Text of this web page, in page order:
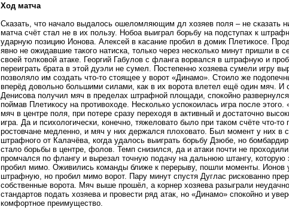
Ход матча
Сказать, что начало выдалось ошеломляющим дл хозяев поля – не сказать
матча счёт стал не в их пользу. Нобоа выиграл борьбу на подступах к
ударную позицию Ионова. Алексей в касание пробил в домик Плетикосе.
явно не ожидавшие такого натиска, только через несколько минут пришли в
своей толковой атаке. Георгий Габулов с фланга ворвался в штрафную и
переиграть брата в этой дуэли не сумел. Постепенно хозяева сумели игру
позволяло им создать что-то стоящее у ворот «Динамо». Стоило же
вперёд довольно большими силами, как в их ворота влетел ещё один мяч. И
Денисова получил мяч в пределах штрафной площади, спокойно
поймав Плетикосу на противоходе. Несколько успокоилась игра после
мяч в центре поля, при потере сразу переходя в активный и достаточно
игра. Да и психологически, конечно, тяжеловато было при таком счёте что-
ростовчане медленно, и мяч у них держался плоховато. Был момент у них в
штрафного от Калачёва, когда удалось выиграть борьбу Дзюбе, но
стало борьбы в центре, фолов. Темп снизился, да и атаки почти не
промчался по флангу и вырезал точную подачу на дальнюю штангу, которую
пробил мимо. Оживились команды ближе к перерыву, пошли моменты. Ионов
штрафную, но пробил мимо ворот. Пару минут спустя Дуглас рискованно
собственные ворота. Мяч выше прошёл, а корнер хозяева разыграли
стандартов подать хозяева и провести ряд атак, но «Динамо» спокойно и
комфортное преимущество.